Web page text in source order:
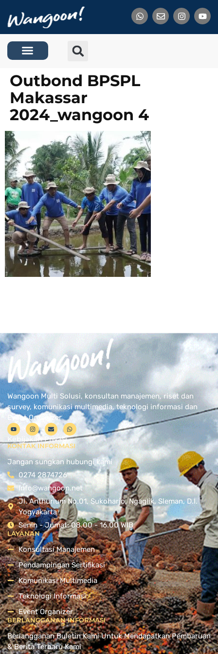
Outbond BPSPL
Makassar
2024_wangoon 4
Wangoon Multi Solusi, konsultan manajemen, riset dan
survey, komunikasi multimedia, teknologi informasi dan
Event Organizer
Kebijakan Privasi
KONTAK INFORMASI
Jangan sungkan hubungi kami
0274 2874726
Info@wangoon.net
Jl. Anthurium No.01, Sukoharjo, Ngaglik, Sleman, D.I.
Yogyakarta
Senin - Jumat: 08.00 - 16.00 WIB
LAYANAN
Konsultasi Manajemen
Pendampingan Sertifikasi
Komunikasi Multimedia
Teknologi Informasi
Event Organizer
BERLANGGANAN INFORMASI
Berlangganan Buletin Kami Untuk Mendapatkan Pembaruan
& Berita Terbaru Kami